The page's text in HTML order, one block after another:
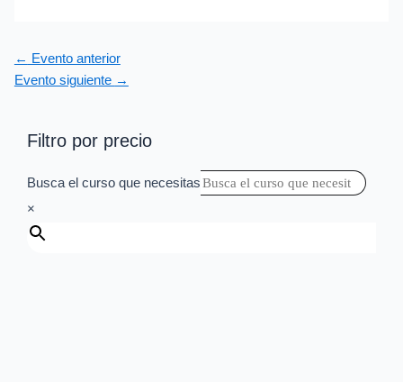
← Evento anterior
Evento siguiente →
Filtro por precio
Busca el curso que necesitas
×